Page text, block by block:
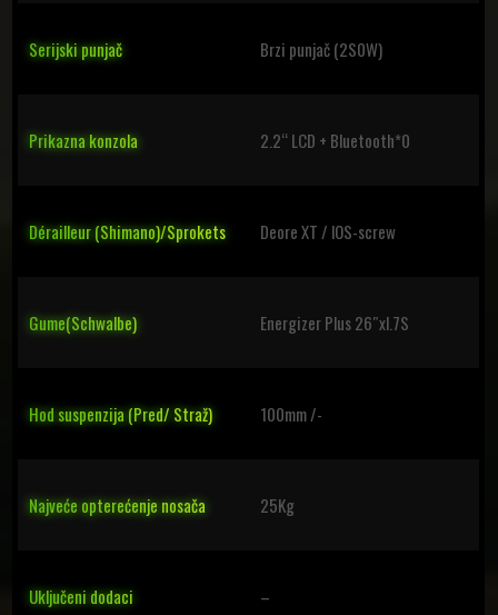
Serijski punjač Brzi punjač (2S0W)
Prikazna konzola 2.2“ LCD + Bluetooth*0
Dérailleur (Shimano)/Sprokets Deore XT / lOS-screw
Gume(Schwalbe) Energizer Plus 26″xl.7S
Hod suspenzija (Pred/ Straž) 100mm /-
Najveće opterećenje nosača 25Kg
Uključeni dodaci –